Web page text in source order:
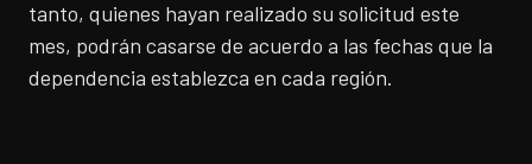
tanto, quienes hayan realizado su solicitud este
mes, podrán casarse de acuerdo a las fechas que la
dependencia establezca en cada región.